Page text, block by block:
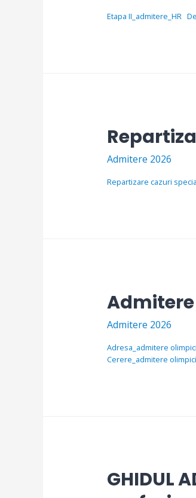
Etapa II_admitere_HR
Admitere 2026
Repartizare cazuri
Admitere 2026
Adresa_admitere
Cerere_admitere
GHIDUL